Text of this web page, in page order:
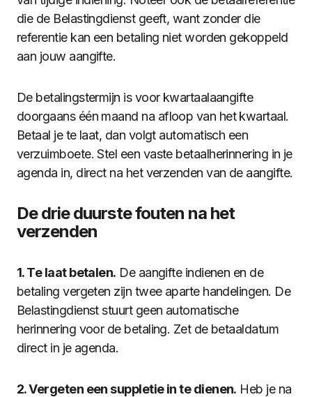
die de Belastingdienst geeft, want zonder die
referentie kan een betaling niet worden gekoppeld
aan jouw aangifte.
De betalingstermijn is voor kwartaalaangifte
doorgaans één maand na afloop van het kwartaal.
Betaal je te laat, dan volgt automatisch een
verzuimboete. Stel een vaste betaalherinnering in je
agenda in, direct na het verzenden van de aangifte.
De drie duurste fouten na het
verzenden
1. Te laat betalen. De aangifte indienen en de
betaling vergeten zijn twee aparte handelingen. De
Belastingdienst stuurt geen automatische
herinnering voor de betaling. Zet de betaaldatum
direct in je agenda.
2. Vergeten een suppletie in te dienen. Heb je na